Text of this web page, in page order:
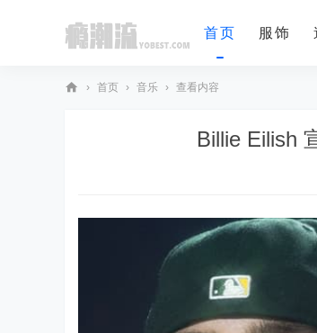
首页 服饰
› 首页 › 音乐 › 查看内容
Billie Eilish